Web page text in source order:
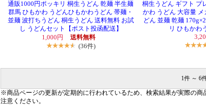
通販1000円ポッキリ 桐生うどん 乾麺 半生麺
群馬 ひもかわ うどんひもかわうどん 帯麺・
並麺 波打ちうどん 桐生うどん 送料無料 お試
し うどんセット【ポスト投函配送】
1,000円
送料無料
(36件)
桐生うどん ギフト プ
かわ うどん 大容量
どん 並麺 乾麺
リ ひもかわ
1件 ～ 6
※商品ページの更新が定期的に行われているため、検索結果が実際の
注意ください。